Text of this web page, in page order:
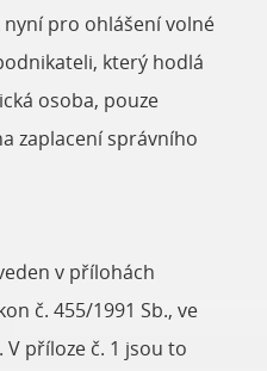
pro ohlášení volné
který hodlá
osoba, pouze
zaplacení správního
v přílohách
č. 455/1991 Sb., ve
příloze č. 1 jsou to